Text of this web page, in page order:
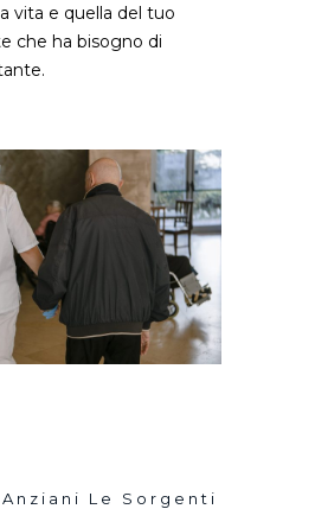
vita e quella del tuo
che ha bisogno di
Le Sorgenti